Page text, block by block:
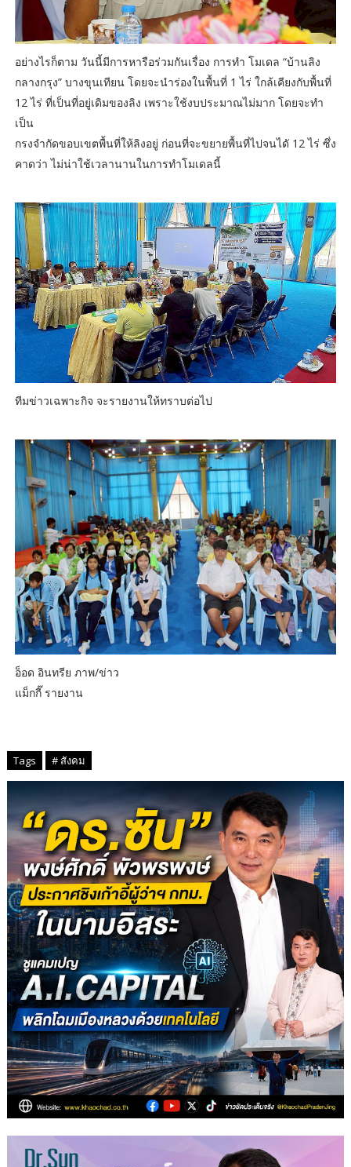
อย่างไรก็ตาม วันนี้มีการหารือร่วมกันเรื่อง การทำ โมเดล “บ้านลิง
กลางกรุง” บางขุนเทียน โดยจะนำร่องในพื้นที่ 1 ไร่ ใกล้เคียงกับพื้นที่
12 ไร่ ที่เป็นที่อยู่เดิมของลิง เพราะใช้งบประมาณไม่มาก โดยจะทำ
เป็น
กรงจำกัดขอบเขตพื้นที่ให้ลิงอยู่ ก่อนที่จะขยายพื้นที่ไปจนไดั 12 ไร่ ซึ่ง
คาดว่า ไม่น่าใช้เวลานานในการทำโมเดลนี้
ทีมข่าวเฉพาะกิจ จะรายงานให้ทราบต่อไป
อ็อด อินทรีย ภาพ/ข่าว
แม็กกี๊ รายงาน
Tags # สังคม